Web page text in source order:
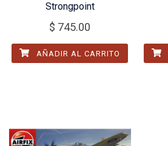
Strongpoint
$ 745.00
AÑADIR AL CARRITO